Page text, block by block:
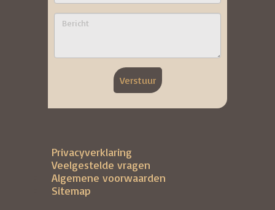
Verstuur
Privacyverklaring
Veelgestelde vragen
Algemene voorwaarden
Sitemap